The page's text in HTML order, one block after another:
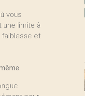
vous
limite à
faiblesse et